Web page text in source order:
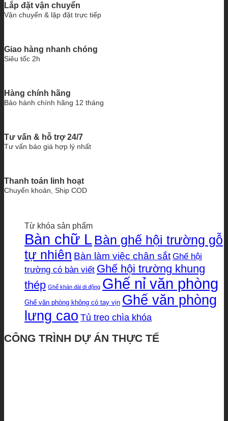
Lắp đặt vận chuyển
Vận chuyển & lặp đặt trực tiếp
Giao hàng nhanh chóng
Siêu tốc 2h
Hàng chính hãng
Bảo hành chính hãng 12 tháng
Tư vấn & hỗ trợ 24/7
Tư vấn báo giá hợp lý nhất
Thanh toán linh hoạt
Chuyển khoản, Ship COD
Từ khóa sản phẩm
Bàn chữ L Bàn ghế hội trường gỗ
tự nhiên Bàn làm việc chân sắt Ghế hội
trường có bàn viết Ghế hội trường khung
thép Ghế khán đài di động Ghế nỉ văn phòng
Ghế văn phòng không có tay vịn Ghế văn phòng
lưng cao Tủ treo chìa khóa
CÔNG TRÌNH DỰ ÁN THỰC TẾ